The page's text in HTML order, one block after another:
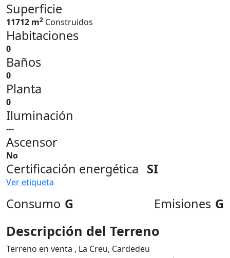
Superficie
11712 m2 Construidos
Habitaciones
0
Baños
0
Planta
0
Iluminación
---
Ascensor
No
Certificación energética SI
Ver etiqueta
Consumo G Emisiones G
Descripción del Terreno
Terreno en venta , La Creu, Cardedeu